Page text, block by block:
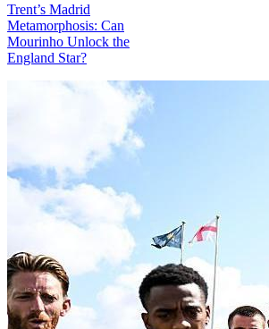
Trent’s Madrid
Metamorphosis: Can
Mourinho Unlock the
England Star?